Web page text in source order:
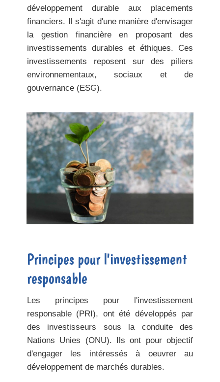
développement durable aux placements
financiers. Il s'agit d'une manière d'envisager
la gestion financière en proposant des
investissements durables et éthiques. Ces
investissements reposent sur des piliers
environnementaux, sociaux et de
gouvernance (ESG).
Principes pour l'investissement
responsable
Les principes pour l'investissement
responsable (PRI), ont été développés par
des investisseurs sous la conduite des
Nations Unies (ONU). Ils ont pour objectif
d'engager les intéressés à oeuvrer au
développement de marchés durables.